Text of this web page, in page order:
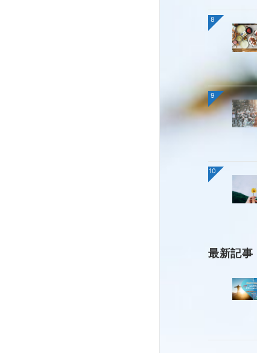
8
9
10
最新記事